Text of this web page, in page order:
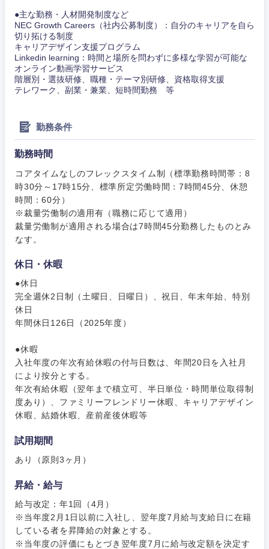
●主な勤務・人材開発制度など
NEC Growth Careers（社内公募制度）：自分のキャリアを自ら
切り拓ける制度
キャリアデザイン支援プログラム
Linkedin learning：時間と場所を問わずに多様な学習が可能な
オンライン動画学習サービス
階層別・選抜研修、職種・テーマ別研修、資格取得支援
テレワーク、副業・兼業、短時間勤務 等
勤務条件
勤務時間
コアタイムなしのフレックスタイム制（標準勤務時間帯：8
時30分～17時15分、標準所定労働時間：7時間45分、休憩
時間：60分）
※裁量労働制の適用有（職務に応じて適用）
裁量労働制が適用される場合は7時間45分勤務したものとみ
なす。
休日・休暇
●休日
完全週休2日制（土曜日、日曜日）、祝日、年末年始、特別
休日
年間休日126日（2025年度）
●休暇
入社年度の年次有給休暇の付与日数は、年間20日を入社月
により按分とする。
年次有給休暇（翌年まで積立可、半日単位・時間単位取得制
度あり）、ファミリーフレンドリー休暇、キャリアデザイン
休暇、結婚休暇、産前産後休暇等
試用期間
あり（原則3ヶ月）
昇給・給与
給与改定：年1回（4月）
※当年度2月1日以前に入社し、翌年度7月給与支給日に在籍
している者を昇降給の対象とする。
※当年度の評価にもとづき翌年度7月に給与改定額を決定す
滋賀県 京都府
大阪府 兵庫県